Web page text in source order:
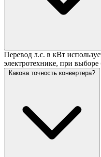
Перевод л.с. в кВт
электротехнике, при
Какова точность конвертера?